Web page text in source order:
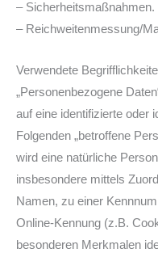
– Sicherheitsmaßnahmen.
– Reichweitenmessung/
Verwendete
„Personenbezogene
auf eine identifizierte oder
Folgenden „betroffene
wird eine natürliche
insbesondere mittels
Namen, zu einer
Online-Kennung (z.B.
besonderen Merkmalen